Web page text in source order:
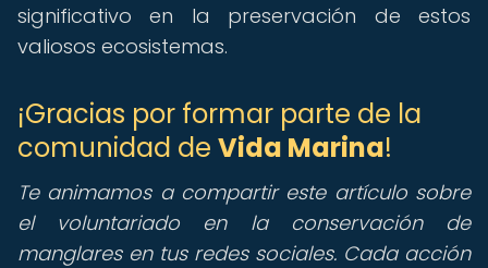
significativo en la preservación de estos
valiosos ecosistemas.
¡Gracias por formar parte de la
comunidad de Vida Marina!
Te animamos a compartir este artículo sobre
el voluntariado en la conservación de
manglares en tus redes sociales. Cada acción